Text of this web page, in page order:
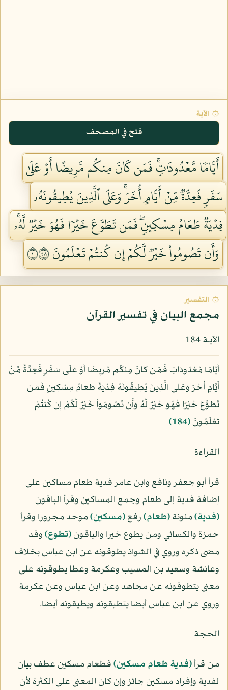
۞ الآية
فتح في المصحف
أَيَّامٗا مَّعۡدُودَٰتٖۚ فَمَن كَانَ مِنكُم مَّرِيضًا أَوۡ عَلَىٰ
سَفَرٖ فَعِدَّةٞ مِّنۡ أَيَّامٍ أُخَرَۚ وَعَلَى ٱلَّذِينَ يُطِيقُونَهُۥ
فِدۡيَةٞ طَعَامُ مِسۡكِينٖۖ فَمَن تَطَوَّعَ خَيۡرٗا فَهُوَ خَيۡرٞ لَّهُۥۚ
وَأَن تَصُومُواْ خَيۡرٞ لَّكُمۡ إِن كُنتُمۡ تَعۡلَمُونَ ١٨٤
۞ التفسير
مجمع البيان في تفسير القرآن
الآيـة 184
أَيَّامًا مَّعْدُودَاتٍ فَمَن كَانَ مِنكُم مَّرِيضًا أَوْ عَلَى سَفَرٍ فَعِدَّةٌ مِّنْ
أَيَّامٍ أُخَرَ وَعَلَى الَّذِينَ يُطِيقُونَهُ فِدْيَةٌ طَعَامُ مِسْكِينٍ فَمَن
تَطَوَّعَ خَيْرًا فَهُوَ خَيْرٌ لَّهُ وَأَن تَصُومُواْ خَيْرٌ لَّكُمْ إِن كُنتُمْ
تَعْلَمُونَ﴿184﴾
القراءة
قرأ أبو جعفر ونافع وابن عامر فدية طعام مساكين على
إضافة فدية إلى طعام وجمع المساكين وقرأ الباقون
﴿فدية﴾منونة﴿طعام﴾رفع﴿مسكين﴾موحد مجرورا وقرأ
حمزة والكسائي ومن يطوع خيرا والباقون﴿تطوع﴾وقد
مضى ذكره وروي في الشواذ يطوقونه عن ابن عباس بخلاف
وعائشة وسعيد بن المسيب وعكرمة وعطا يطوقونه على
معنى يتطوقونه عن مجاهد وعن ابن عباس وعن عكرمة
وروي عن ابن عباس أيضا يتطيقونه ويطيقونه أيضا.
الحجة
من قرأ﴿فدية طعام مسكين﴾فطعام مسكين عطف بيان
لفدية وإفراد مسكين جائز وإن كان المعنى على الكثرة لأن